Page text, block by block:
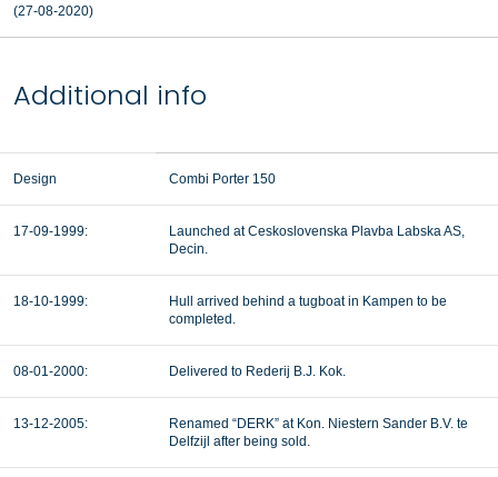
(27-08-2020)
Additional info
Design Combi Porter 150
17-09-1999:
Launched at Ceskoslovenska Plavba Labska AS,
Decin.
18-10-1999:
Hull arrived behind a tugboat in Kampen to be
completed.
08-01-2000: Delivered to Rederij B.J. Kok.
13-12-2005:
Renamed “DERK” at Kon. Niestern Sander B.V. te
Delfzijl after being sold.